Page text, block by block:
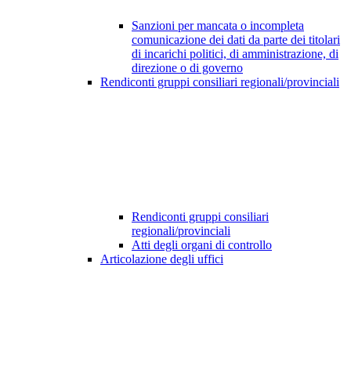
Sanzioni per mancata o incompleta
comunicazione dei dati da parte dei titolari
di incarichi politici, di amministrazione, di
direzione o di governo
Rendiconti gruppi consiliari regionali/provinciali
Rendiconti gruppi consiliari
regionali/provinciali
Atti degli organi di controllo
Articolazione degli uffici